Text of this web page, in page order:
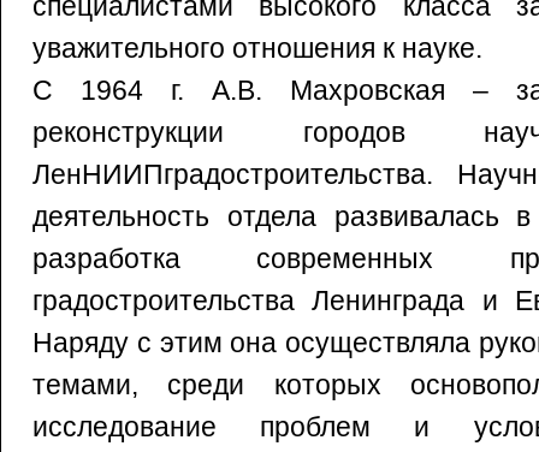
уважительного отношения к науке.
С 1964 г. А.В. Махровская –
реконструкции городов
ЛенНИИПградостроительства.
деятельность отдела развивалась
разработка современных
градостроительства Ленинграда и
Наряду с этим она осуществляла
темами, среди которых
исследование проблем и